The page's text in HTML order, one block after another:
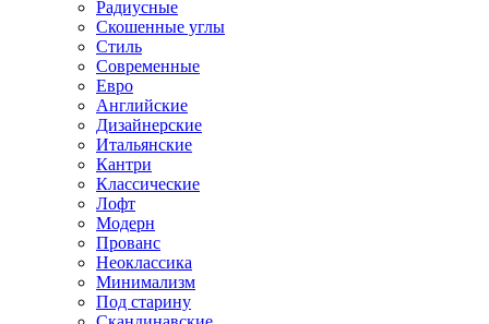
Радиусные
Скошенные углы
Стиль
Современные
Евро
Английские
Дизайнерские
Итальянские
Кантри
Классические
Лофт
Модерн
Прованс
Неоклассика
Минимализм
Под старину